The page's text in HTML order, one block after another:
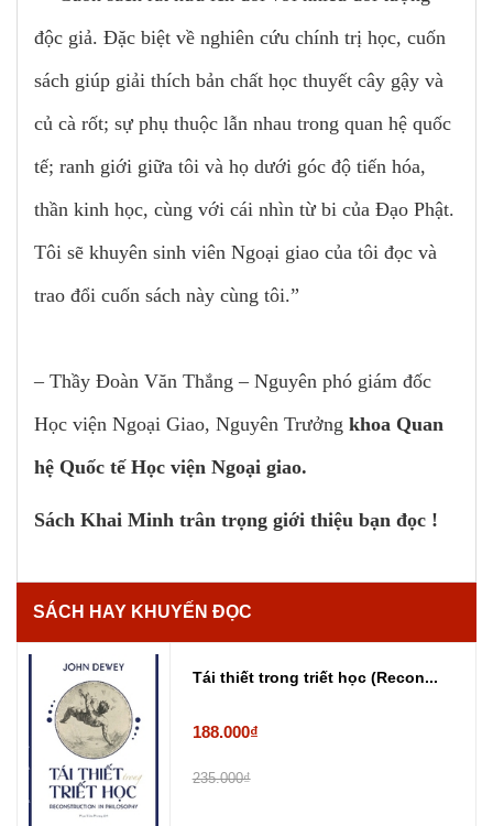
độc giả. Đặc biệt về nghiên cứu chính trị học, cuốn
sách giúp giải thích bản chất học thuyết cây gậy và
củ cà rốt; sự phụ thuộc lẫn nhau trong quan hệ quốc
tế; ranh giới giữa tôi và họ dưới góc độ tiến hóa,
thần kinh học, cùng với cái nhìn từ bi của Đạo Phật.
Tôi sẽ khuyên sinh viên Ngoại giao của tôi đọc và
trao đổi cuốn sách này cùng tôi.”
– Thầy Đoàn Văn Thắng – Nguyên phó giám đốc
Học viện Ngoại Giao, Nguyên Trưởng khoa Quan
hệ Quốc tế Học viện Ngoại giao.
Sách Khai Minh trân trọng giới thiệu bạn đọc !
SÁCH HAY KHUYẾN ĐỌC
Tái thiết trong triết học (Recon...
188.000₫
235.000₫